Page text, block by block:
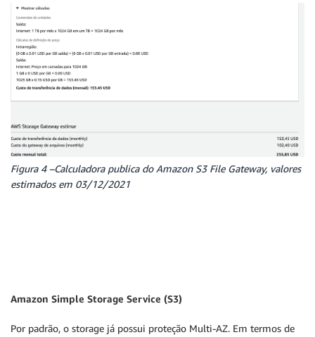
Figura 4 –Calculadora publica do Amazon S3 File Gateway, valores
estimados em 03/12/2021
Amazon Simple Storage Service (S3)
Por padrão, o storage já possui proteção Multi-AZ. Em termos de